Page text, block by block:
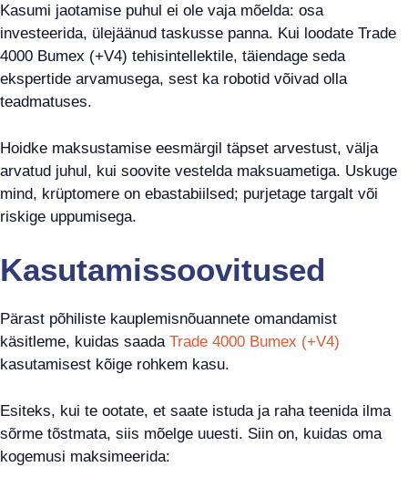
Kasumi jaotamise puhul ei ole vaja mõelda: osa
investeerida, ülejäänud taskusse panna. Kui loodate Trade
4000 Bumex (+V4) tehisintellektile, täiendage seda
ekspertide arvamusega, sest ka robotid võivad olla
teadmatuses.
Hoidke maksustamise eesmärgil täpset arvestust, välja
arvatud juhul, kui soovite vestelda maksuametiga. Uskuge
mind, krüptomere on ebastabiilsed; purjetage targalt või
riskige uppumisega.
Kasutamissoovitused
Pärast põhiliste kauplemisnõuannete omandamist
käsitleme, kuidas saada Trade 4000 Bumex (+V4)
kasutamisest kõige rohkem kasu.
Esiteks, kui te ootate, et saate istuda ja raha teenida ilma
sõrme tõstmata, siis mõelge uuesti. Siin on, kuidas oma
kogemusi maksimeerida: